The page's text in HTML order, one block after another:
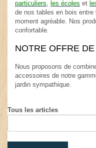
particuliers, les écoles et
de nos tables en bois
moment agréable. Nos
confortable.
NOTRE OFFRE
Nous proposons de
accessoires de notre
jardin sympathique.
Tous les articles